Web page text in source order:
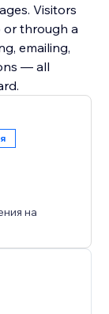
Visitors
or through a
emailing,
— all
на